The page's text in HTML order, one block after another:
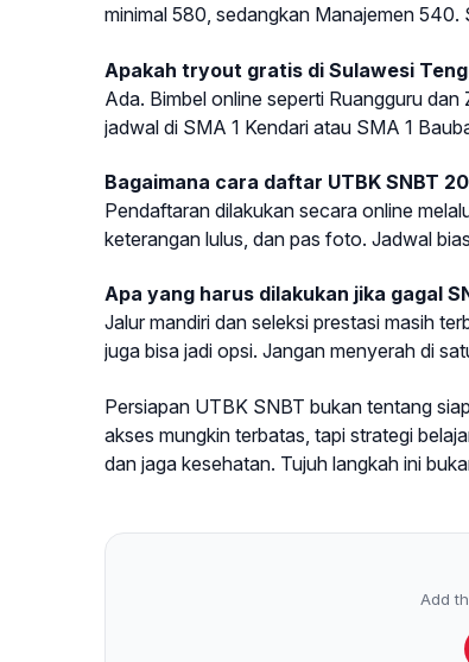
minimal 580, sedangkan Manajemen
Apakah tryout gratis di Sulawesi
Ada. Bimbel online seperti Ruangguru
jadwal di SMA 1 Kendari atau SMA 1
Bagaimana cara daftar UTBK SNBT
Pendaftaran dilakukan secara online
keterangan lulus, dan pas foto. Jadwal
Apa yang harus dilakukan jika gagal
Jalur mandiri dan seleksi prestasi masih
juga bisa jadi opsi. Jangan menyerah di
Persiapan UTBK SNBT bukan tentang
akses mungkin terbatas, tapi strategi
dan jaga kesehatan. Tujuh langkah ini
Add